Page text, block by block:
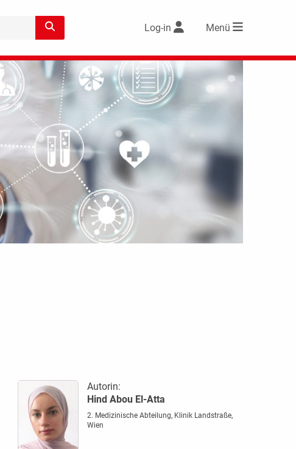
Log-in Menü
Autorin:
Hind Abou El-Atta
2. Medizinische Abteilung, Klinik Landstraße,
Wien